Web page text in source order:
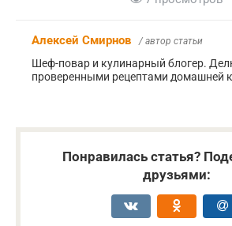
Алексей Смирнов / автор статьи
Шеф-повар и кулинарный блогер.
проверенными рецептами домашней
Понравилась статья?
друзьями: